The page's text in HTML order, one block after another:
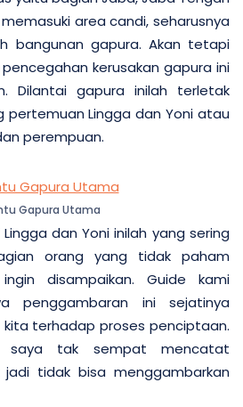
area candi, seharusnya
bangunan gapura. Akan tetapi
kerusakan gapura ini
Dilantai gapura inilah terletak
Lingga dan Yoni atau
perempuan.
Gapura Utama
dan Yoni inilah yang sering
orang yang tidak paham
disampaikan. Guide kami
penggambaran ini sejatinya
terhadap proses penciptaan.
saya tak sempat mencatat
tidak bisa menggambarkan